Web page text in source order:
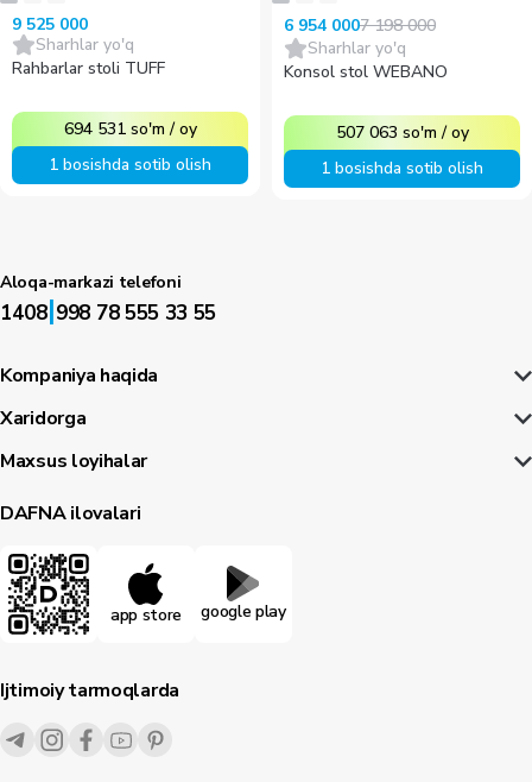
9 525 000
Sharhlar yo'q
Rahbarlar stoli TUFF
694 531 so'm /oy
1 bosishda sotib olish
6 954 0007 198 000
Sharhlar yo'q
Konsol stol WEBANO
507 063 so'm /oy
1 bosishda sotib olish
Aloqa-markazi telefoni
1408|998 78 555 33 55
Kompaniya haqida
Xaridorga
Maxsus loyihalar
DAFNA ilovalari
app store google play
Ijtimoiy tarmoqlarda